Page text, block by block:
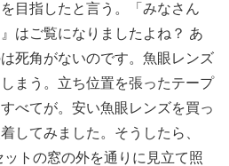
目指したと言う。「みなさん
はご覧になりましたよね？ あ
死角がないのです。魚眼レンズ
まう。立ち位置を張ったテープ
べてが。安い魚眼レンズを買っ
してみました。そうしたら、
トの窓の外を通りに見立て照